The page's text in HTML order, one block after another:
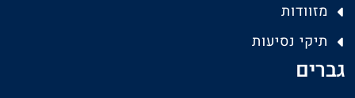
מזוודות
תיקי נסיעות
גברים